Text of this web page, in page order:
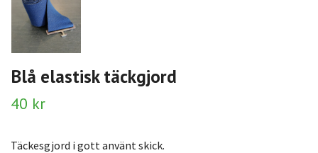
Blå elastisk täckgjord
40 kr
Täckesgjord i gott använt skick.